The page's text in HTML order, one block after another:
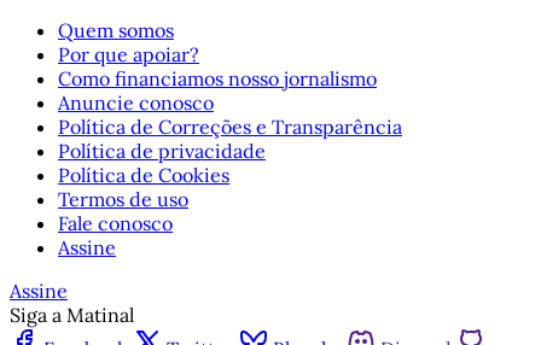
Quem somos
Por que apoiar?
Como financiamos nosso jornalismo
Anuncie conosco
Política de Correções e Transparência
Política de privacidade
Política de Cookies
Termos de uso
Fale conosco
Assine
Assine
Siga a Matinal